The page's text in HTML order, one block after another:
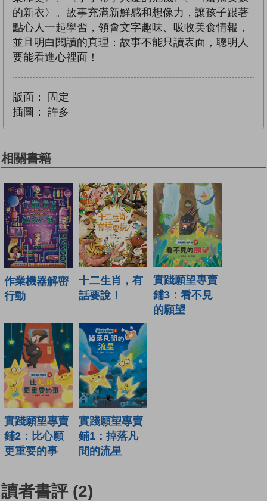
的新衣〉。故事充滿新鮮感和想像力，讓孩子跟著
點心人一起學習，領會文字趣味、吸收美食情報，
並且明白閱讀的真理：故事不能只讀表面，聰明人
要能看進心裡面！
版面：
固定
插圖：
許多
相關書籍
作業機器解密
行動
十二生肖，有
話要說！
實踐願望專賣
鋪3：看不見
的願望
實踐願望專賣
鋪2：比心願
更重要的事
實踐願望專賣
鋪1：掉落凡
間的流星
讀者書評 (2)